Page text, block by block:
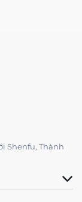
Shenfu, Thành